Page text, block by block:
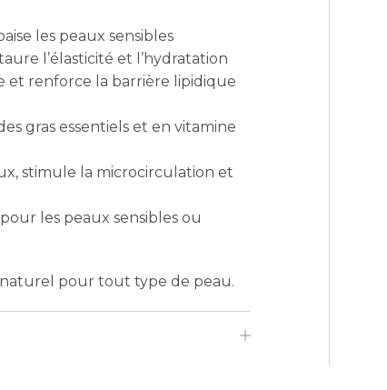
les peaux sensibles
l’élasticité et l’hydratation
renforce la barrière lipidique
gras essentiels et en vitamine
stimule la microcirculation et
les peaux sensibles ou
pour tout type de peau.